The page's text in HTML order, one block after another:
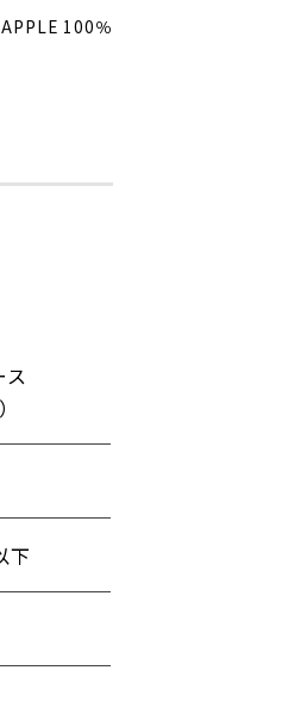
100％
ス
下